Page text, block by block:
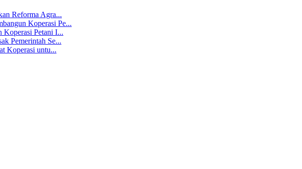
Reforma Agra...
Koperasi Pe...
Koperasi Petani I...
Pemerintah Se...
Koperasi untu...